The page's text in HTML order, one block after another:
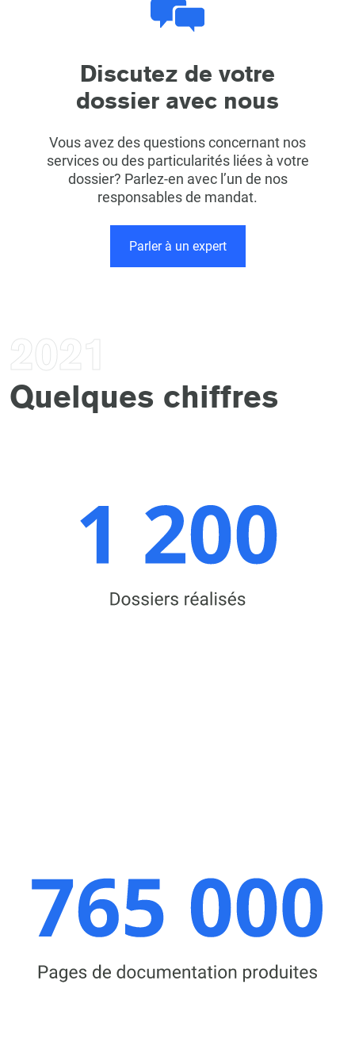
Discutez de votre
dossier avec nous
Vous avez des questions concernant nos
services ou des particularités liées à votre
dossier? Parlez-en avec l’un de nos
responsables de mandat.
Parler à un expert
2021
Quelques chiffres